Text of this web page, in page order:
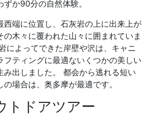
か90分の自然体験。
西端に位置し、石灰岩の上に出来上が
の木々に覆われた山々に囲まれていま
によってできた岸壁や沢は、キャニ
フティングに最適ないくつかの美しい
み出しました。 都会から逃れる短い
場合は、奥多摩が最適です。
トドアツアー